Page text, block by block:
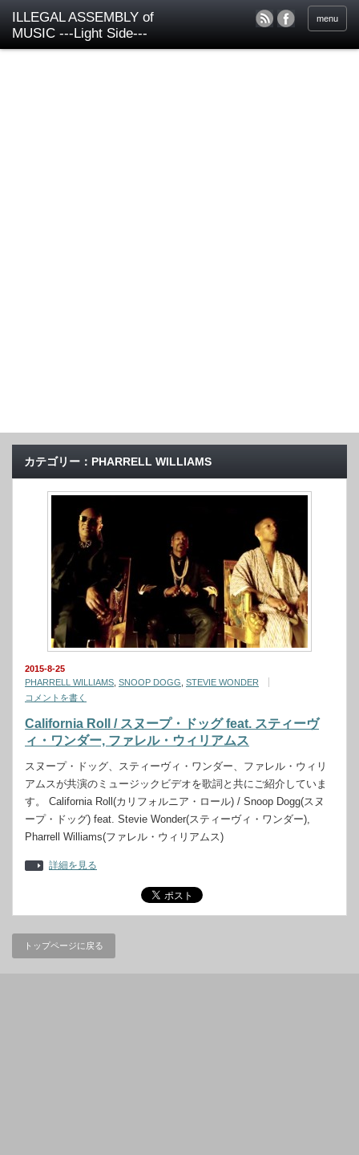
ILLEGAL ASSEMBLY of
MUSIC ---Light Side---
menu
カテゴリー：PHARRELL WILLIAMS
2015-8-25
PHARRELL WILLIAMS SNOOP DOGG STEVIE WONDER
コメントを書く
California Roll / スヌープ・ドッグ feat. スティーヴ
ィ・ワンダー, ファレル・ウィリアムス
スヌープ・ドッグ、スティーヴィ・ワンダー、ファレル・ウィリ
アムスが共演のミュージックビデオを歌詞と共にご紹介していま
す。 California Roll(カリフォルニア・ロール) / Snoop Dogg(スヌ
ープ・ドッグ) feat. Stevie Wonder(スティーヴィ・ワンダー),
Pharrell Williams(ファレル・ウィリアムス)
詳細を見る
トップページに戻る